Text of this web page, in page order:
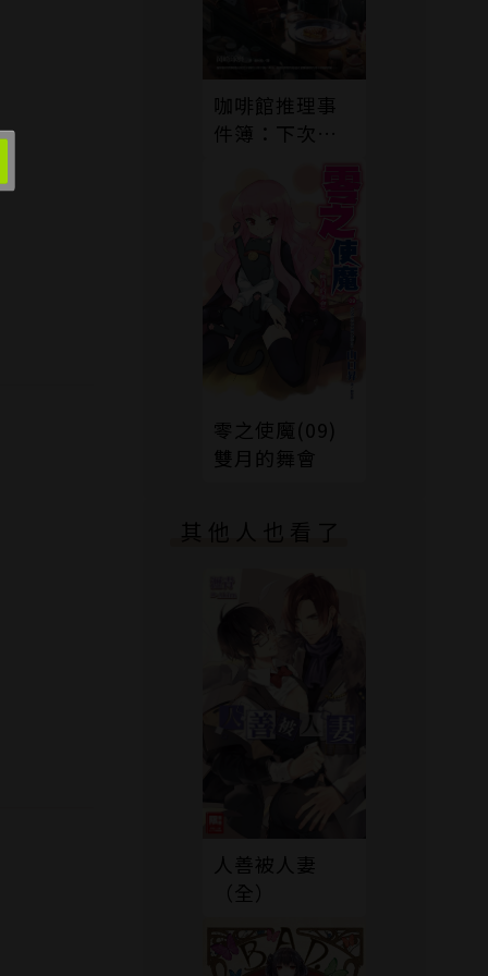
咖啡館推理事
件簿：下次見
面時請讓我品
嘗你煮的咖啡
零之使魔(09)
雙月的舞會
人善被人妻
（全）